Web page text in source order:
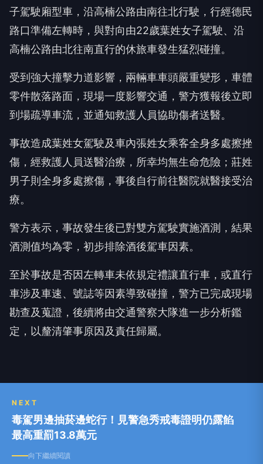
子駕駛廂型車，沿高楠公路由南往北行駛，行經德民
路口準備左轉時，與對向由22歲葉姓女子駕駛、沿
高楠公路由北往南直行的休旅車發生猛烈碰撞。
受到強大撞擊力道影響，兩輛車車頭嚴重變形，車體
零件散落路面，現場一度影響交通，警方獲報後立即
到場疏導車流，並通知救護人員協助傷者送醫。
事故造成葉姓女駕駛及車內張姓女乘客全身多處擦挫
傷，經救護人員送醫治療，所幸均無生命危險；莊姓
男子則全身多處擦傷，事後自行前往醫院就醫接受治
療。
警方表示，事故發生後已對雙方駕駛實施酒測，結果
酒測值均為零，初步排除酒後駕車因素。
至於事故是否因左轉車未依規定禮讓直行車，或直行
車涉及車速、號誌等因素導致碰撞，警方已完成現場
勘查及蒐證，後續將由交通警察大隊進一步分析鑑
定，以釐清肇事原因及責任歸屬。
NEXT
毒駕男邊抽菸邊蛇行！見警急秀戒毒證明仍露餡
最高重罰13.8萬元
向下繼續閱讀